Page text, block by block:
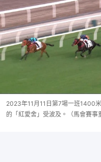
2023年11月11日第7場一班1400
的「紅愛舍」受波及。（馬會賽事